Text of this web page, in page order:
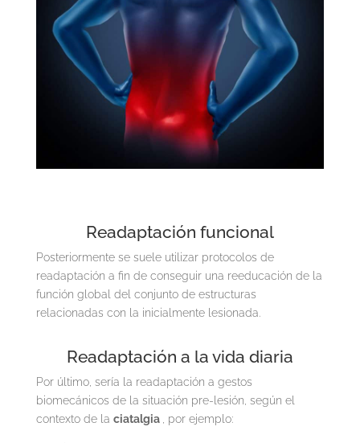
Readaptación funcional
Posteriormente se suele utilizar protocolos de
readaptación a fin de conseguir una reeducación de la
función global del conjunto de estructuras
relacionadas con la inicialmente lesionada.
Readaptación a la vida diaria
Por último, sería la readaptación a gestos
biomecánicos de la situación pre-lesión, según el
contexto de la ciatalgia , por ejemplo: